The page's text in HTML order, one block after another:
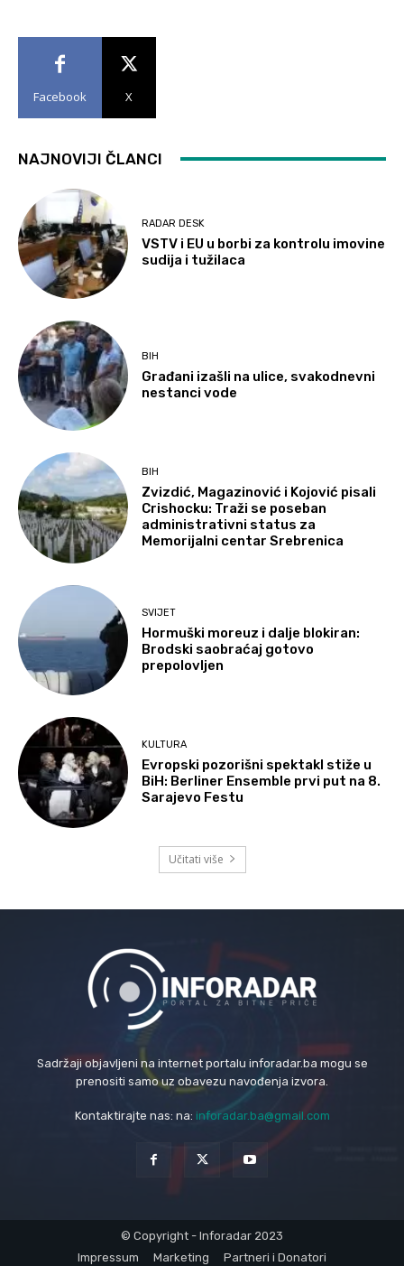
Facebook X
NAJNOVIJI ČLANCI
RADAR DESK
VSTV i EU u borbi za kontrolu imovine
sudija i tužilaca
BIH
Građani izašli na ulice, svakodnevni
nestanci vode
BIH
Zvizdić, Magazinović i Kojović pisali
Crishocku: Traži se poseban
administrativni status za
Memorijalni centar Srebrenica
SVIJET
Hormuški moreuz i dalje blokiran:
Brodski saobraćaj gotovo
prepolovljen
KULTURA
Evropski pozorišni spektakl stiže u
BiH: Berliner Ensemble prvi put na 8.
Sarajevo Festu
Učitati više
Sadržaji objavljeni na internet portalu inforadar.ba mogu se
prenositi samo uz obavezu navođenja izvora.
Kontaktirajte nas: na: inforadar.ba@gmail.com
© Copyright - Inforadar 2023
Impressum
Marketing Partneri i Donatori